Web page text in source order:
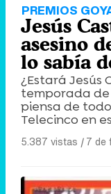
PREMIOS
Jesús
asesino
lo sabía
¿Estará Jesús
temporada de
piensa de
Telecinco en
5.387 vistas |7 de